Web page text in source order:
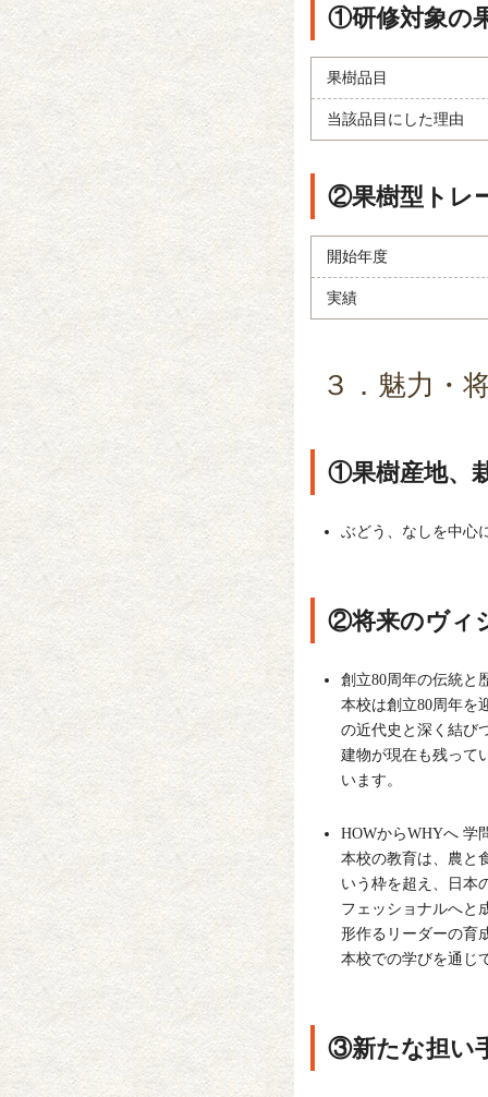
①研修対象の
果樹品目
当該品目にした理由
②果樹型トレ
開始年度
実績
３．魅力・
①果樹産地、
ぶどう、なしを中心
②将来のヴィ
創立80周年の伝統と
本校は創立80周年を
の近代史と深く結び
建物が現在も残って
います。​
HOWからWHYへ 学
本校の教育は、農と
いう枠を超え、日本
フェッショナルへと
形作るリーダーの育
本校での学びを通じ
③新たな担い